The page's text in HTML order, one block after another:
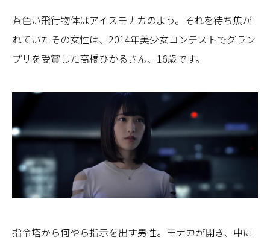
茶色い飛行物体はアイスモナカのよう。それを待ち焦が
れていたその女性は、2014年美少女コンテストでグラン
プリを受賞した高橋ひかるさん、16歳です。
指令塔から何やら指示を出す男性。モナカが開き、中に